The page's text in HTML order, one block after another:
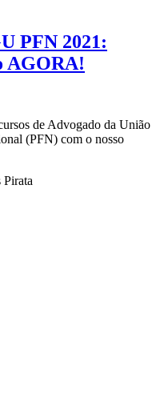
PFN 2021:
AGORA!
de Advogado da União
(PFN) com o nosso
Pirata